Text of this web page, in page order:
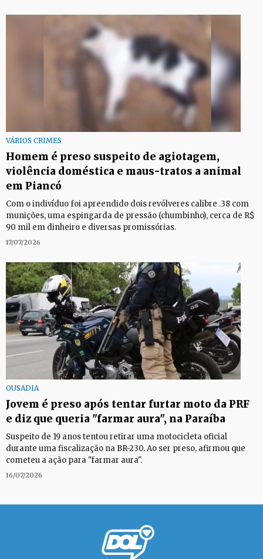
VÁRIOS CRIMES
Homem é preso suspeito de agiotagem,
violência doméstica e maus-tratos a animal
em Piancó
Com o indivíduo foi apreendido dois revólveres calibre .38 com
munições, uma espingarda de pressão (chumbinho), cerca de R$
90 mil em dinheiro e diversas promissórias.
17/07/2026
OUSADIA
Jovem é preso após tentar furtar moto da PRF
e diz que queria "farmar aura", na Paraíba
Suspeito de 19 anos tentou retirar uma motocicleta oficial
durante uma fiscalização na BR-230. Ao ser preso, afirmou que
cometeu a ação para "farmar aura".
16/07/2026